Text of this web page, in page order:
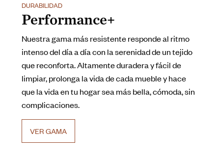
DURABILIDAD
Performance+
Nuestra gama más resistente responde al ritmo
intenso del día a día con la serenidad de un tejido
que reconforta. Altamente duradera y fácil de
limpiar, prolonga la vida de cada mueble y hace
que la vida en tu hogar sea más bella, cómoda, sin
complicaciones.
VER GAMA